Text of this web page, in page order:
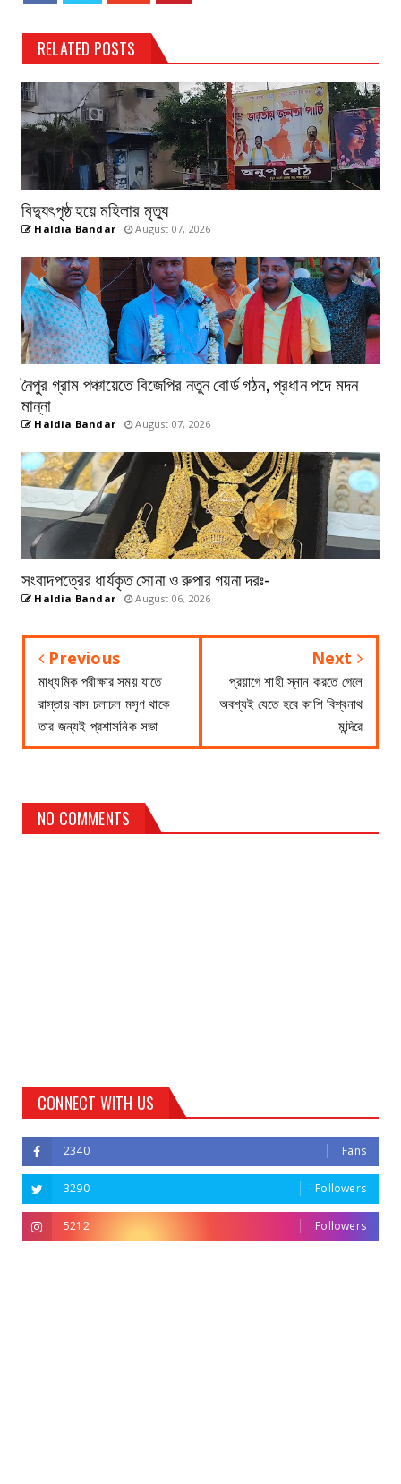
RELATED POSTS
বিদ্যুৎপৃষ্ঠ হয়ে মহিলার মৃত্যু
Haldia Bandar August 07, 2026
নৈপুর গ্রাম পঞ্চায়েতে বিজেপির নতুন বোর্ড গঠন, প্রধান পদে মদন
মান্না
Haldia Bandar August 07, 2026
সংবাদপত্রের ধার্যকৃত সোনা ও রুপার গয়না দরঃ-
Haldia Bandar August 06, 2026
Previous
মাধ্যমিক পরীক্ষার সময় যাতে
রাস্তায় বাস চলাচল মসৃণ থাকে
তার জন্যই প্রশাসনিক সভা
Next
প্রয়াগে শাহী স্নান করতে গেলে
অবশ্যই যেতে হবে কাশি বিশ্বনাথ
মন্দিরে
NO COMMENTS
CONNECT WITH US
2340 Fans
3290 Followers
5212 Followers